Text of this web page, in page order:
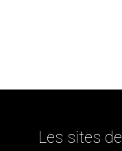
Les sites de